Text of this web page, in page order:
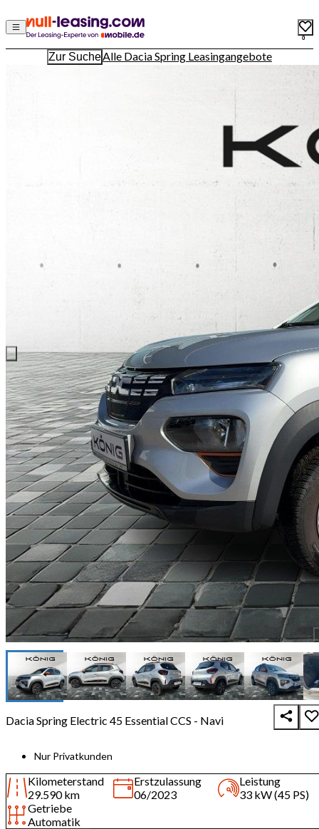
0
Zur SucheAlle Dacia Spring Leasingangebote
Dacia Spring Electric 45 Essential CCS - Navi
Nur Privatkunden
Kilometerstand
29.590 km
Erstzulassung
06/2023
Leistung
33 kW (45 PS)
Getriebe
Automatik